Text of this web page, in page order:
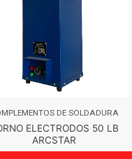
DE SOLDADURA
ELECTRODOS 50 LB
ARCSTAR